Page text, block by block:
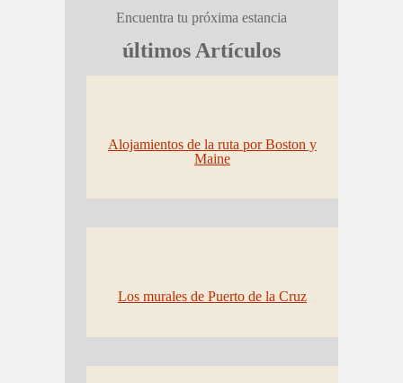
Encuentra tu próxima estancia
últimos Artículos
Alojamientos de la ruta por Boston y
Maine
Los murales de Puerto de la Cruz